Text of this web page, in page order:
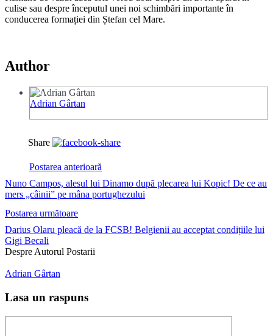
culise sau despre începutul unei noi schimbări importante în
conducerea formației din Ștefan cel Mare.
Author
Adrian Gârtan
Share
Postarea anterioară
Nuno Campos, alesul lui Dinamo după plecarea lui Kopic! De ce au
mers „câinii” pe mâna portughezului
Postarea următoare
Darius Olaru pleacă de la FCSB! Belgienii au acceptat condițiile lui
Gigi Becali
Despre Autorul Postarii
Adrian Gârtan
Lasa un raspuns